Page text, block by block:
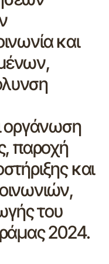
και
οργάνωση
παροχή
και
του
2024.